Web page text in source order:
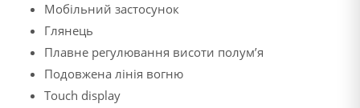
Мобільний застосунок
Глянець
Плавне регулювання висоти полум’я
Подовжена лінія вогню
Touch display